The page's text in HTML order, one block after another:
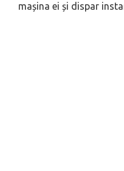
mașina ei și dispar